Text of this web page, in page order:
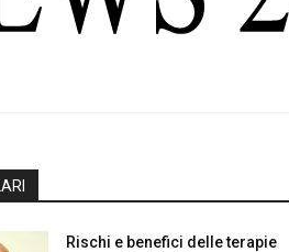
Rischi e benefici delle terapie